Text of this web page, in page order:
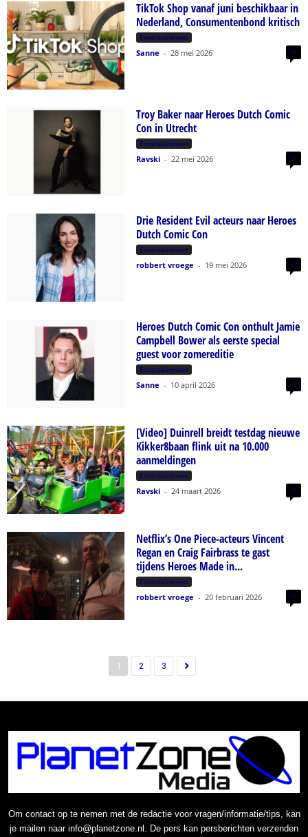
TikTok Shop vanaf juni beschikbaar in
Nederland, Consumentenbond kritisch
Entertainment
Sanne - 28 mei 2026 0
Troy Baker naar Heroes Dutch Comic
Con in Utrecht
Entertainment
Ravski - 22 mei 2026 0
Drie Resident Evil acteurs naar Heroes
Dutch Comic Con
Entertainment
robbert vroege - 19 mei 2026 0
Heroes Dutch Comic Con onthult Jamie
Campbell Bower als eerste special
guest voor zomereditie
Entertainment
Sanne - 10 april 2026 0
[Video] Duinrell breidt testdag nieuwe
Kikker8baan flink uit na 10.000
aanmeldingen
Entertainment
Ravski - 24 maart 2026 0
Netflix’s One Piece-acteurs Vincent
Regan en Craig Fairbrass te gast
tijdens Heroes Made in...
Entertainment
robbert vroege - 20 februari 2026 0
1 2 3
Om contact op te nemen met de redactie voor vragen/informatie/tips, kan
je mailen naar info@planetzone.nl. De pers kan persberichten verzenden